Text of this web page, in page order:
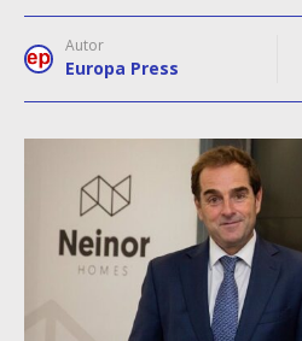
Autor
Europa Press